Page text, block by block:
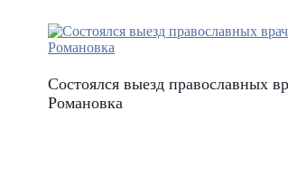
Состоялся выезд православных
Романовка